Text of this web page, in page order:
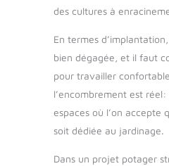
des cultures à
En termes
bien dégagée, et il faut
pour travailler
l’encombrement est
espaces où l’on accepte
soit dédiée au jardinage.
Dans un projet potager